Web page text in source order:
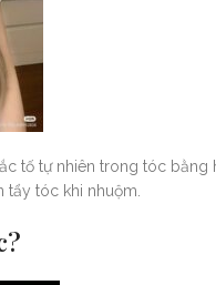
tố tự nhiên trong tóc bằng
tóc khi nhuộm.